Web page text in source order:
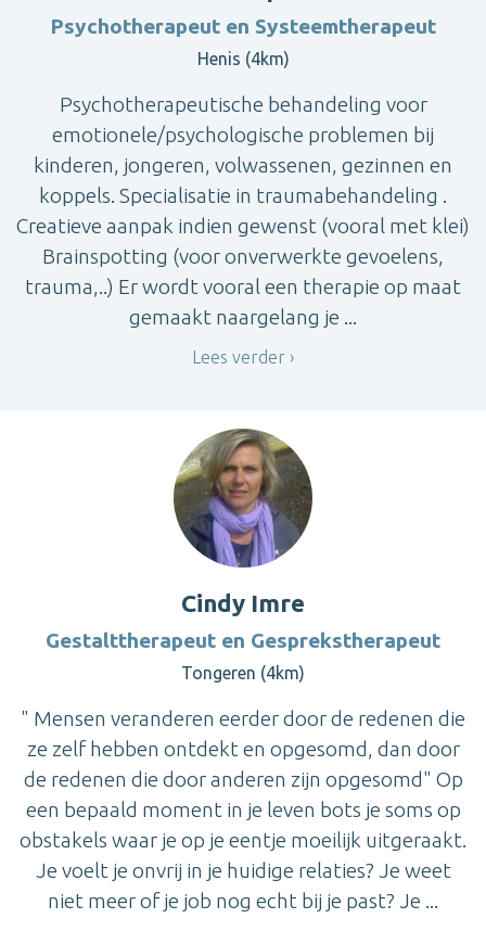
Psychotherapeut en Systeemtherapeut
Henis (4km)
Psychotherapeutische behandeling voor
emotionele/psychologische problemen bij
kinderen, jongeren, volwassenen, gezinnen en
koppels. Specialisatie in traumabehandeling .
Creatieve aanpak indien gewenst (vooral met klei)
Brainspotting (voor onverwerkte gevoelens,
trauma,..) Er wordt vooral een therapie op maat
gemaakt naargelang je ...
Lees verder
Cindy Imre
Gestalttherapeut en Gesprekstherapeut
Tongeren (4km)
" Mensen veranderen eerder door de redenen die
ze zelf hebben ontdekt en opgesomd, dan door
de redenen die door anderen zijn opgesomd" Op
een bepaald moment in je leven bots je soms op
obstakels waar je op je eentje moeilijk uitgeraakt.
Je voelt je onvrij in je huidige relaties? Je weet
niet meer of je job nog echt bij je past? Je ...